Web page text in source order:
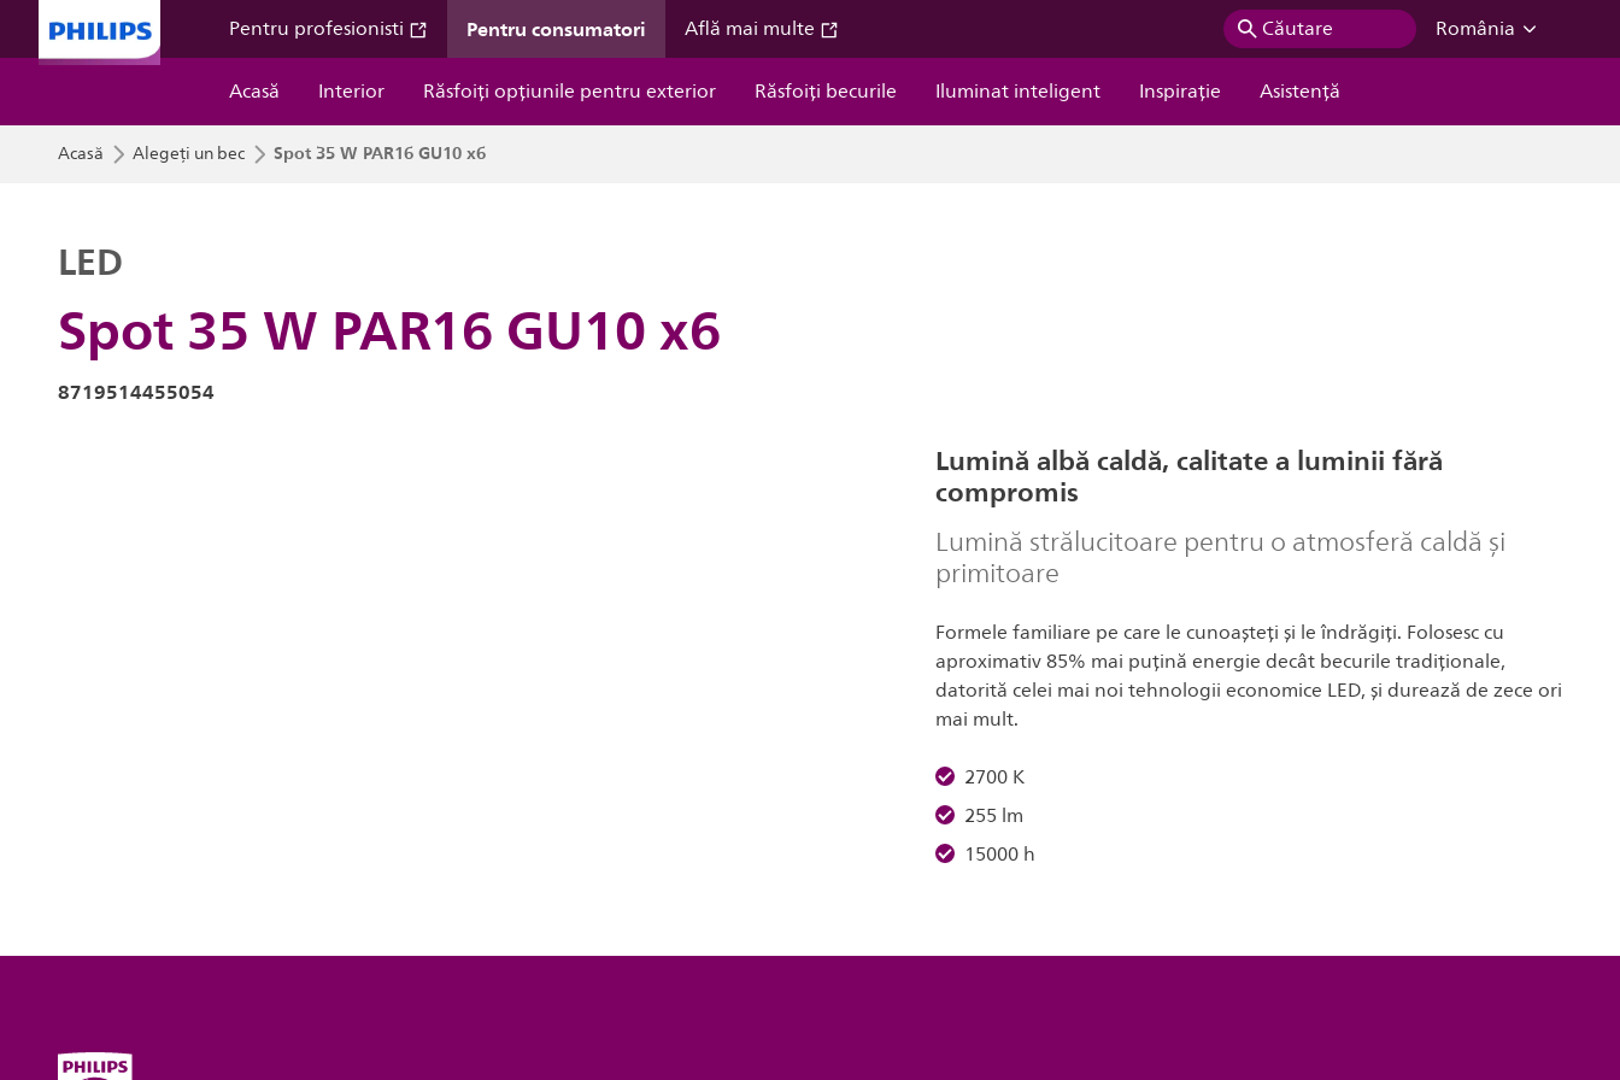
Pentru profesionisti Pentru consumatori Află mai multe Căutare
România
Acasă
Interior Răsfoiți opțiunile pentru exterior Răsfoiți becurile Iluminat inteligent Inspiraţie Asistență
Acasă Alegeți un bec Spot 35 W PAR16 GU10 x6
Spot 35 W PAR16 GU10 x6
LED
8719514455054
Lumină albă caldă, calitate a luminii fără
compromis
Lumină strălucitoare pentru o atmosferă caldă și
primitoare
Formele familiare pe care le cunoașteți și le îndrăgiți. Folosesc cu
aproximativ 85% mai puțină energie decât becurile tradiționale,
datorită celei mai noi tehnologii economice LED, și durează de zece ori
mai mult.
2700 K
255 lm
15000 h